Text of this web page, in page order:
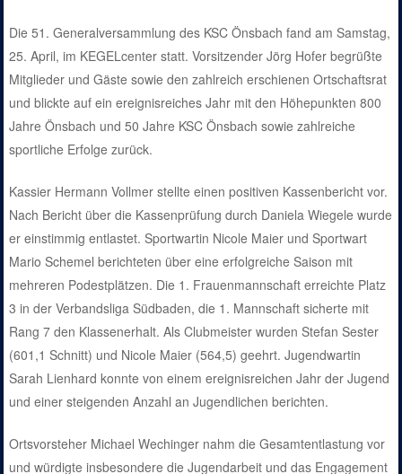
Die 51. Generalversammlung des KSC Önsbach fand am Samstag,
25. April, im KEGELcenter statt. Vorsitzender Jörg Hofer begrüßte
Mitglieder und Gäste sowie den zahlreich erschienen Ortschaftsrat
und blickte auf ein ereignisreiches Jahr mit den Höhepunkten 800
Jahre Önsbach und 50 Jahre KSC Önsbach sowie zahlreiche
sportliche Erfolge zurück.
Kassier Hermann Vollmer stellte einen positiven Kassenbericht vor.
Nach Bericht über die Kassenprüfung durch Daniela Wiegele wurde
er einstimmig entlastet. Sportwartin Nicole Maier und Sportwart
Mario Schemel berichteten über eine erfolgreiche Saison mit
mehreren Podestplätzen. Die 1. Frauenmannschaft erreichte Platz
3 in der Verbandsliga Südbaden, die 1. Mannschaft sicherte mit
Rang 7 den Klassenerhalt. Als Clubmeister wurden Stefan Sester
(601,1 Schnitt) und Nicole Maier (564,5) geehrt. Jugendwartin
Sarah Lienhard konnte von einem ereignisreichen Jahr der Jugend
und einer steigenden Anzahl an Jugendlichen berichten.
Ortsvorsteher Michael Wechinger nahm die Gesamtentlastung vor
und würdigte insbesondere die Jugendarbeit und das Engagement